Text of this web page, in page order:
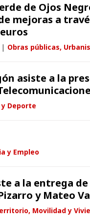
de Ojos
mejoras a
| Obras públicas,
asiste a la
Deporte
y Empleo
a la entrega de
y Mateo
Movilidad y